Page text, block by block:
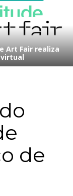
Art Fair realiza
de